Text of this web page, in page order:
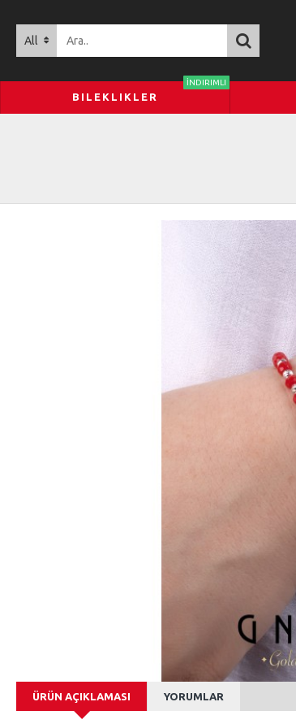
All
BILEKLIKLER
İNDIRIMLI
ÜRÜN AÇIKLAMASI YORUMLAR